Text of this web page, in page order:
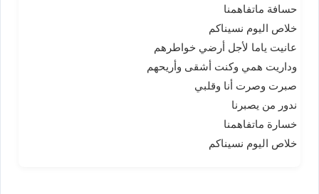
حسافة ماتفاهمنا
خلاص اليوم نسيناكم
عانيت ياما لأجل أرضي خواطرهم
وداريت همي وكنت أشقى وأريحهم
صبرت وصرت أنا وقلبي
ندور من يصبرنا
خسارة ماتفاهمنا
خلاص اليوم نسيناكم